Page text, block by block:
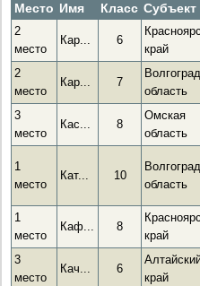
Место Имя Класс Субъект
2
место
Кар... 6
край
2
место
Кар... 7
область
3
место
Кас... 8
Омская
область
1
место
Кат... 10
область
1
место
Каф... 8
край
3
место
Кач... 6
край